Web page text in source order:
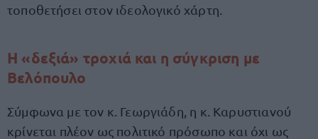
τοποθετήσει στον ιδεολογικό χάρτη.
Η «δεξιά» τροχιά και η σύγκριση με
Βελόπουλο
Σύμφωνα με τον κ. Γεωργιάδη, η κ. Καρυστιανού
κρίνεται πλέον ως πολιτικό πρόσωπο και όχι ως